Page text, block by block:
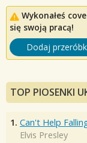
Wykonałeś
się swoją pracą!
Dodaj
TOP PIOSENKI
1. Can't Help
Elvis Presley